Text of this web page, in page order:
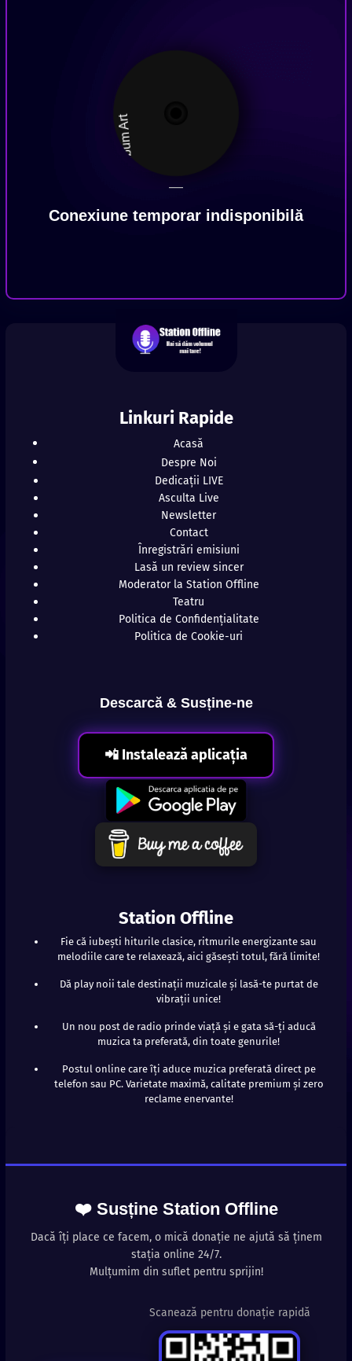
—
Conexiune temporar indisponibilă
Linkuri Rapide
Acasă
Despre Noi
Dedicații LIVE
Asculta Live
Newsletter
Contact
Înregistrări emisiuni
Lasă un review sincer
Moderator la Station Offline
Teatru
Politica de Confidențialitate
Politica de Cookie-uri
Descarcă & Susține-ne
📲 Instalează aplicația
Station Offline
Fie că iubești hiturile clasice, ritmurile energizante sau
melodiile care te relaxează, aici găsești totul, fără limite!
Dă play noii tale destinații muzicale și lasă-te purtat de
vibrații unice!
Un nou post de radio prinde viață și e gata să-ți aducă
muzica ta preferată, din toate genurile!
Postul online care îți aduce muzica preferată direct pe
telefon sau PC. Varietate maximă, calitate premium și zero
reclame enervante!
❤️ Susține Station Offline
Dacă îți place ce facem, o mică donație ne ajută să ținem
stația online 24/7.
Mulțumim din suflet pentru sprijin!
Scanează pentru donație rapidă